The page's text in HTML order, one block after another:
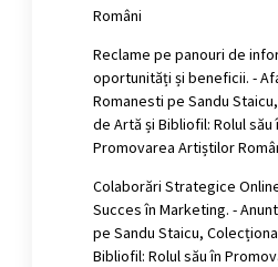
Români
Reclame pe panouri de
oportunități și beneficii. -
Romanesti pe Sandu
de Artă și Bibliofil: Rolul său
Promovarea Artiștilor
Colaborări Strategice
Succes în Marketing. -
pe Sandu Staicu,
Bibliofil: Rolul său în